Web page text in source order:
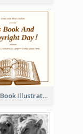
Brown Book Illustration Book And Copyright Day Instagram Post